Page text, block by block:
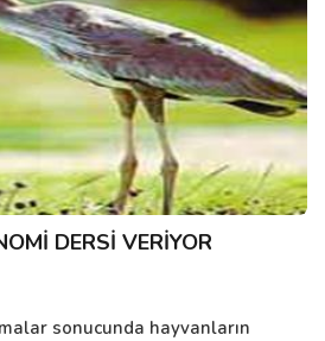
DERSİ VERİYOR
sonucunda hayvanların